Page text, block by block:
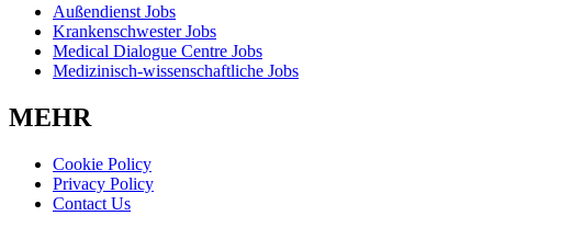
Außendienst Jobs
Krankenschwester Jobs
Medical Dialogue Centre Jobs
Medizinisch-wissenschaftliche Jobs
MEHR
Cookie Policy
Privacy Policy
Contact Us